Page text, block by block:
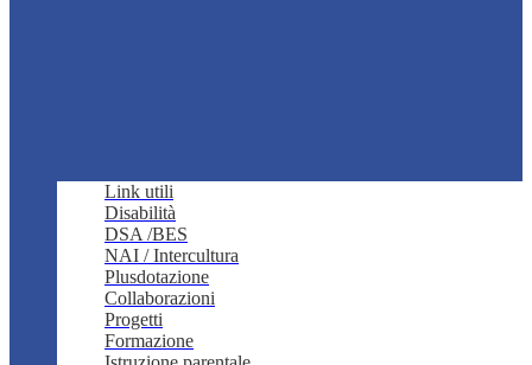
Link utili
Disabilità
DSA /BES
NAI / Intercultura
Plusdotazione
Collaborazioni
Progetti
Formazione